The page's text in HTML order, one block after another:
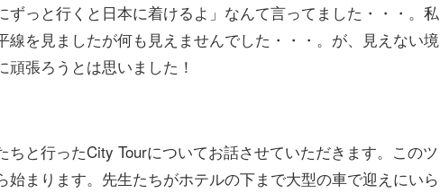
ずっと行くと日本に着けるよ」なんて言ってました・・・。私
線を見ましたが何も見えませんでした・・・。が、見えない境
頑張ろうとは思いました！
と行ったCity Tourについてお話させていただきます。このツ
始まります。先生たちがホテルの下まで大型の車で迎えにいら